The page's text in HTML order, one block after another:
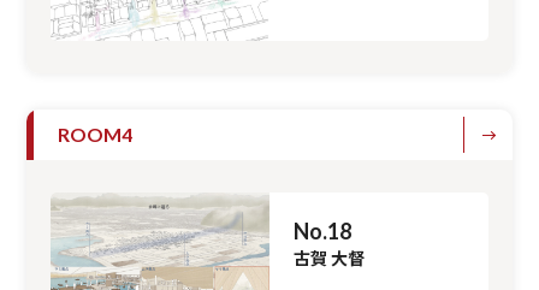
ROOM4
No.18
古賀 大督